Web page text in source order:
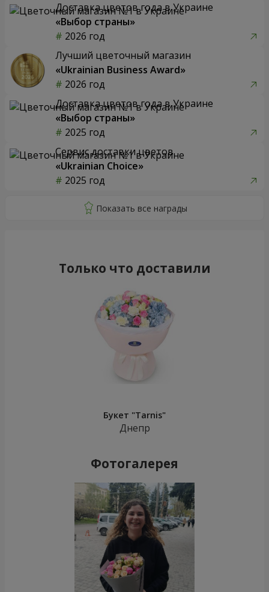
Доставка цветов года в Украине
«Выбор страны»
2026 год
Лучший цветочный магазин
«Ukrainian Business Award»
2026 год
Доставка цветов года в Украине
«Выбор страны»
2025 год
Сервис доставки цветов
«Ukrainian Choice»
2025 год
Только что доставили
Букет "Tarnis"
Днепр
Фотогалерея